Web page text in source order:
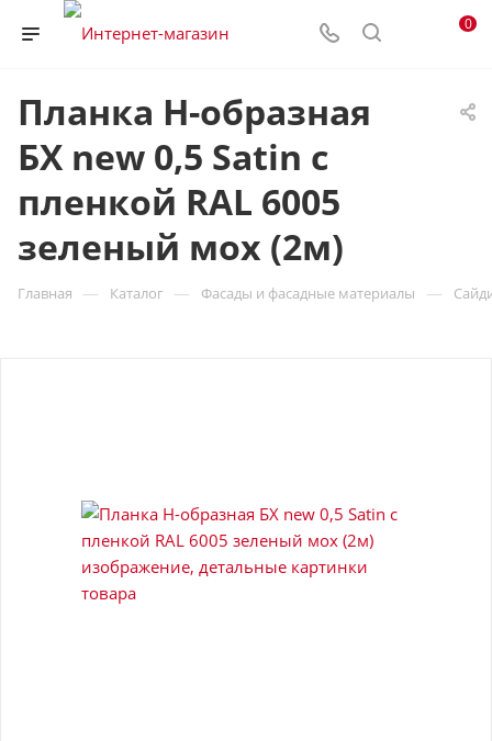
0
Планка H-образная
БХ new 0,5 Satin с
пленкой RAL 6005
зеленый мох (2м)
Главная — Каталог — Фасады и фасадные материалы —